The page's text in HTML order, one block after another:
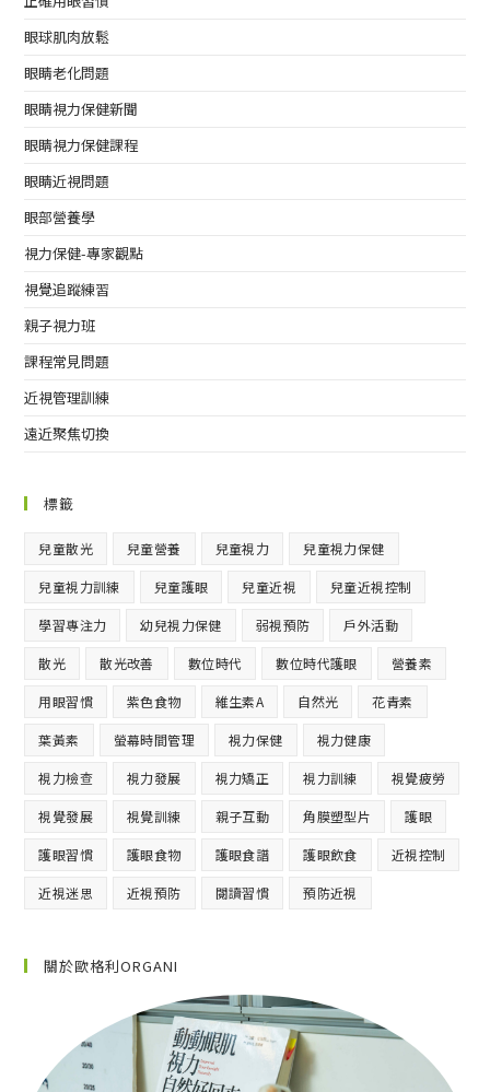
眼球肌肉放鬆
眼睛老化問題
眼睛視力保健新聞
眼睛視力保健課程
眼睛近視問題
眼部營養學
視力保健-專家觀點
視覺追蹤練習
親子視力班
課程常見問題
近視管理訓練
遠近聚焦切換
標籤
兒童散光 兒童營養 兒童視力 兒童視力保健
兒童視力訓練 兒童護眼 兒童近視 兒童近視控制
學習專注力 幼兒視力保健 弱視預防 戶外活動
散光 散光改善 數位時代 數位時代護眼 營養素
用眼習慣 紫色食物 維生素A 自然光 花青素
葉黃素 螢幕時間管理 視力保健 視力健康
視力檢查 視力發展 視力矯正 視力訓練 視覺疲勞
視覺發展 視覺訓練 親子互動 角膜塑型片 護眼
護眼習慣 護眼食物 護眼食譜 護眼飲食 近視控制
近視迷思 近視預防 閱讀習慣 預防近視
關於歐格利ORGANI